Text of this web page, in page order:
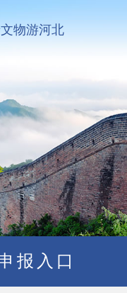
物游河北
报入口